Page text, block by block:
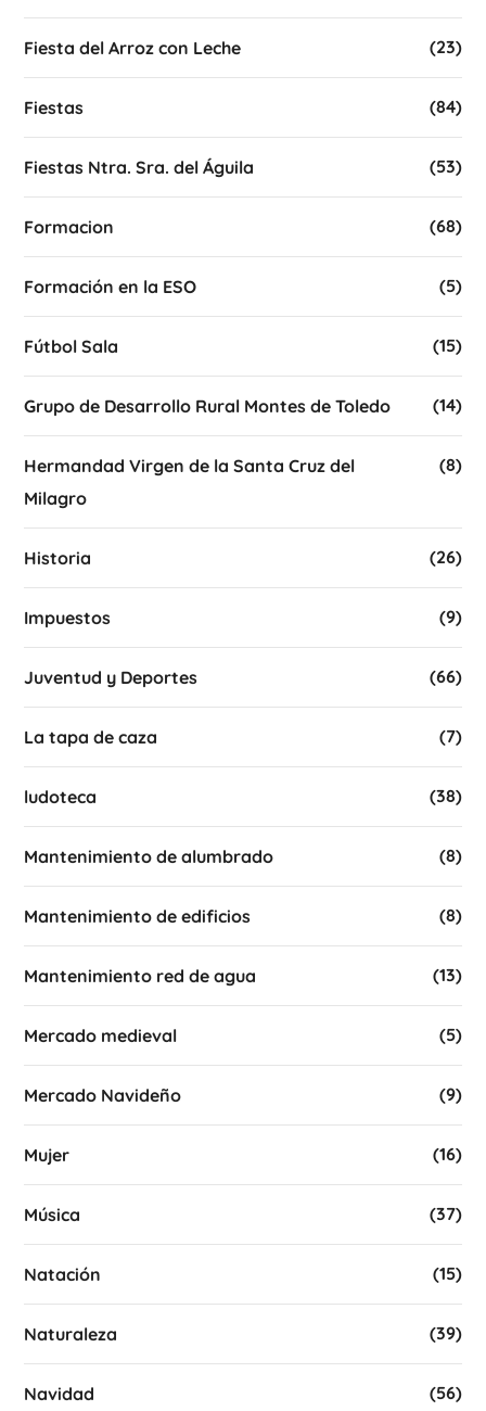
Fiesta del Arroz con Leche (23)
Fiestas (84)
Fiestas Ntra. Sra. del Águila (53)
Formacion (68)
Formación en la ESO (5)
Fútbol Sala (15)
Grupo de Desarrollo Rural Montes de Toledo (14)
Hermandad Virgen de la Santa Cruz del
Milagro
(8)
Historia (26)
Impuestos (9)
Juventud y Deportes (66)
La tapa de caza (7)
ludoteca (38)
Mantenimiento de alumbrado (8)
Mantenimiento de edificios (8)
Mantenimiento red de agua (13)
Mercado medieval (5)
Mercado Navideño (9)
Mujer (16)
Música (37)
Natación (15)
Naturaleza (39)
Navidad (56)